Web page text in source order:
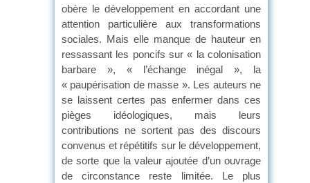
obère le développement en accordant une
attention particulière aux transformations
sociales. Mais elle manque de hauteur en
ressassant les poncifs sur « la colonisation
barbare », « l’échange inégal », la
« paupérisation de masse ». Les auteurs ne
se laissent certes pas enfermer dans ces
pièges idéologiques, mais leurs
contributions ne sortent pas des discours
convenus et répétitifs sur le développement,
de sorte que la valeur ajoutée d’un ouvrage
de circonstance reste limitée. Le plus